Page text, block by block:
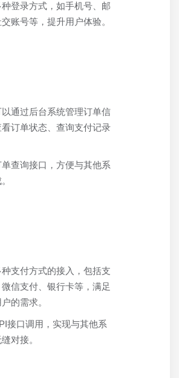
登录方式，如手机号、邮
账号等，提升用户体验。
通过后台系统管理订单信
看订单状态、查询支付记录
查询接口，方便与其他系
支付方式的接入，包括支
信支付、银行卡等，满足
的需求。
接口调用，实现与其他系
对接。